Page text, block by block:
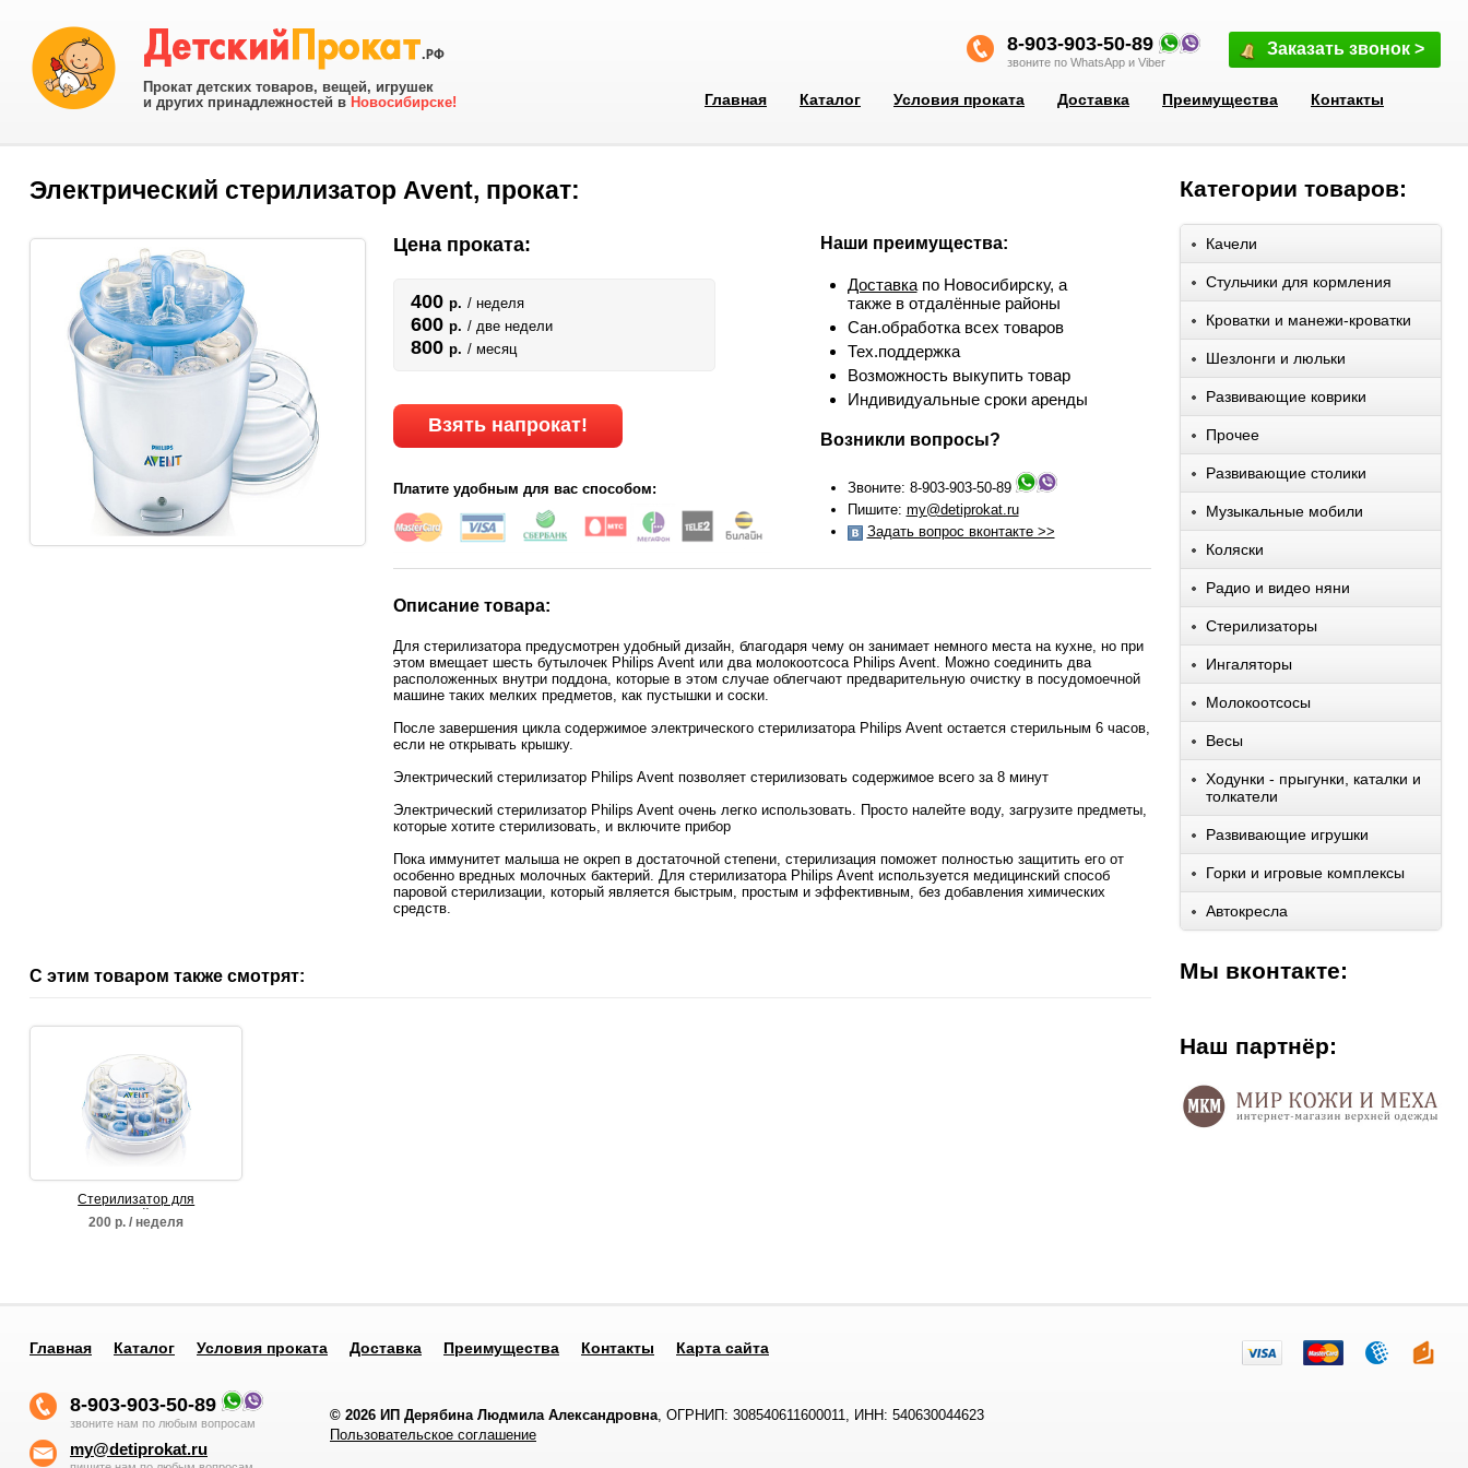
Прокат детских товаров, вещей, игрушек
и других принадлежностей в Новосибирске!
8-903-903-50-89
звоните по WhatsApp и Viber
Заказать звонок >
Главная Каталог Условия проката Доставка Преимущества Контакты
Электрический стерилизатор Avent, прокат:
Цена проката:
400 р. / неделя
600 р. / две недели
800 р. / месяц
Взять напрокат!
Платите удобным для вас способом:
Наши преимущества:
Доставкапо Новосибирску, а
также в отдалённые районы
Сан.обработка всех товаров
Тех.поддержка
Возможность выкупить товар
Индивидуальные сроки аренды
Возникли вопросы?
Звоните: 8-903-903-50-89
Пишите: my@detiprokat.ru
Задать вопрос вконтакте >>
Описание товара:
Для стерилизатора предусмотрен удобный дизайн, благодаря чему он занимает немного места на кухне, но при
этом вмещает шесть бутылочек Philips Avent или два молокоотсоса Philips Avent. Можно соединить два
расположенных внутри поддона, которые в этом случае облегчают предварительную очистку в посудомоечной
машине таких мелких предметов, как пустышки и соски.
После завершения цикла содержимое электрического стерилизатора Philips Avent остается стерильным 6 часов,
если не открывать крышку.
Электрический стерилизатор Philips Avent позволяет стерилизовать содержимое всего за 8 минут
Электрический стерилизатор Philips Avent очень легко использовать. Просто налейте воду, загрузите предметы,
которые хотите стерилизовать, и включите прибор
Пока иммунитет малыша не окреп в достаточной степени, стерилизация поможет полностью защитить его от
особенно вредных молочных бактерий. Для стерилизатора Philips Avent используется медицинский способ
паровой стерилизации, который является быстрым, простым и эффективным, без добавления химических
средств.
С этим товаром также смотрят:
Стерилизатор для
микроволновой печи Avent
200 р. / неделя
Категории товаров:
Качели
Стульчики для кормления
Кроватки и манежи-кроватки
Шезлонги и люльки
Развивающие коврики
Прочее
Развивающие столики
Музыкальные мобили
Коляски
Радио и видео няни
Стерилизаторы
Ингаляторы
Молокоотсосы
Весы
Ходунки - прыгунки, каталки и
толкатели
Развивающие игрушки
Горки и игровые комплексы
Автокресла
Мы вконтакте:
Наш партнёр:
Главная Каталог Условия проката Доставка Преимущества Контакты Карта сайта
8-903-903-50-89
звоните нам по любым вопросам
my@detiprokat.ru
© 2026 ИП Дерябина Людмила Александровна, ОГРНИП: 308540611600011, ИНН: 540630044623
Пользовательское соглашение